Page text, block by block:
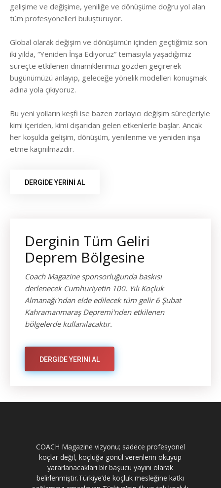
gelişime ve değişime, yeniliğe ve dönüşüme doğru yol alan
tüm profesyonelleri buluşturuyor.
Global olarak değişim ve dönüşümün içinden geçtiğimiz son
iki yılda, “Yeniden İnşa Ediyoruz” temasıyla yaşadığımız
süreçte etkilenen dinamiklerimizi gözden geçirerek
bugünümüzü anlayıp, geleceğe yönelik modelleri konuşmak
adına yola çıkıyoruz.
Bu yeni yolların keşfi ise bazen zorlayıcı değişim süreçleriyle
kimi içeriden, kimi dışarıdan gelen etkenlerle başlar. Ancak
her koşulda gelişim, dönüşüm, yenilenme ve yeniden inşa
etme kaçınılmazdır.
DERGİDE YERİNİ AL
Derginin Tüm Geliri
Deprem Bölgesine
Coach Magazine sponsorluğunda baskısı
derlenecek Cumhuriyetin 100. Yılı Koçluk
Almanağı'ndan elde edilecek tüm gelir 6 Şubat
Kahramanmaraş Depremi'nden etkilenen
bölgelerde kullanılacaktır.
DERGİDE YERİNİ AL
COACH Magazine vizyonu; sadece profesyonel
koçlar değil, koçluğa gönül verenlerin okuyup
yararlanacakları bir başucu yayını olarak
belirlenmiştir.Türkiye’de koçluk mesleğine katkı